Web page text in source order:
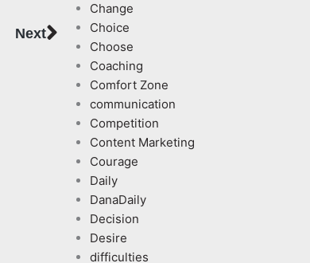
NextNext
Change
Choice
Choose
Coaching
Comfort Zone
communication
Competition
Content Marketing
Courage
Daily
DanaDaily
Decision
Desire
difficulties